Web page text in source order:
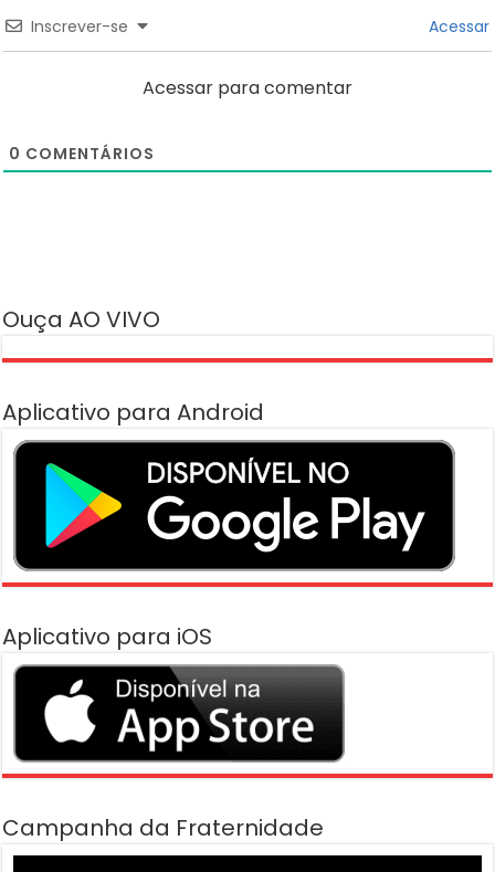
Inscrever-se Acessar
Acessar para comentar
0 COMENTÁRIOS
Ouça AO VIVO
Aplicativo para Android
Aplicativo para iOS
Campanha da Fraternidade